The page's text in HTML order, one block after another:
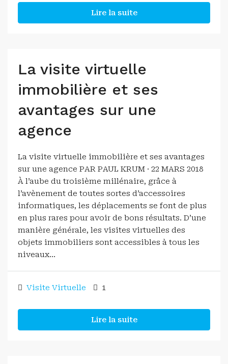
Lire la suite
La visite virtuelle
immobilière et ses
avantages sur une
agence
La visite virtuelle immobilière et ses avantages
sur une agence PAR PAUL KRUM · 22 MARS 2018
À l’aube du troisième millénaire, grâce à
l’avènement de toutes sortes d’accessoires
informatiques, les déplacements se font de plus
en plus rares pour avoir de bons résultats. D’une
manière générale, les visites virtuelles des
objets immobiliers sont accessibles à tous les
niveaux...
Visite Virtuelle 1
Lire la suite